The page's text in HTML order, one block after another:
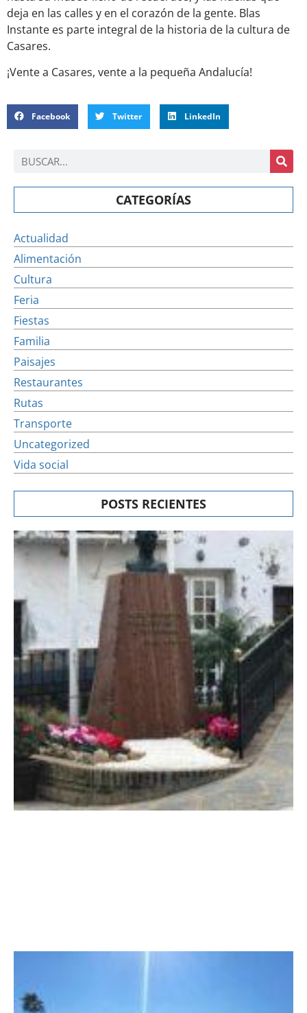
deja en las calles y en el corazón de la gente. Blas
Instante es parte integral de la historia de la cultura de
Casares.
¡Vente a Casares, vente a la pequeña Andalucía!
Facebook Twitter LinkedIn
CATEGORÍAS
Actualidad
Alimentación
Cultura
Feria
Fiestas
Familia
Paisajes
Restaurantes
Rutas
Transporte
Uncategorized
Vida social
POSTS RECIENTES